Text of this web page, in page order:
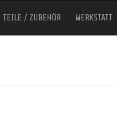
TEILE / ZUBEHÖR WERKSTATT